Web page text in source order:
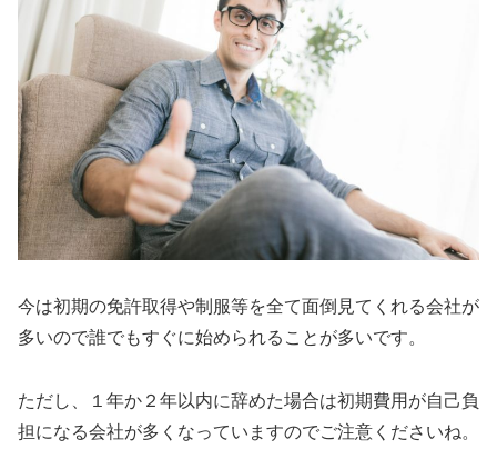
今は初期の免許取得や制服等を全て面倒見てくれる会社が
多いので誰でもすぐに始められる ことが多いです。
ただし、１年か２年以内に辞めた場合は初期費用が自己負
担になる会社が多くなっていますのでご注意くださいね。